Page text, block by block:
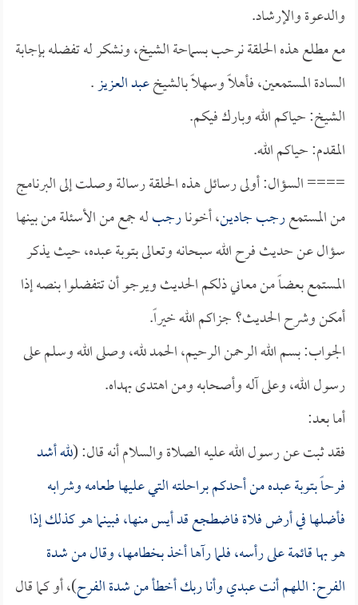
والدعوة والإرشاد.
مع مطلع هذه الحلقة نرحب بسماحة الشيخ، ونشكر له تفضله بإجابة
السادة المستمعين، فأهلاً وسهلاً بالشيخعبد العزيز.
الشيخ: حياكم الله وبارك فيكم.
المقدم: حياكم الله.
==== السؤال: أولى رسائل هذه الحلقة رسالة وصلت إلى البرنامج
من المستمعرجب جادين، أخونارجبله جمع من الأسئلة من بينها
سؤال عن حديث فرح الله سبحانه وتعالى بتوبة عبده، حيث يذكر
المستمع بعضاً من معاني ذلكم الحديث ويرجو أن تتفضلوا بنصه إذا
أمكن وشرح الحديث؟ جزاكم الله خيراً.
الجواب: بسم الله الرحمن الرحيم، الحمد لله، وصلى الله وسلم على
رسول الله، وعلى آله وأصحابه ومن اهتدى بهداه.
أما بعد:
فقد ثبت عن رسول الله عليه الصلاة والسلام أنه قال: (لله أشد
فرحاً بتوبة عبده من أحدكم براحلته التي عليها طعامه وشرابه
فأضلها في أرض فلاة فاضطجع قد أيس منها، فبينما هو كذلك إذا
هو بها قائمة على رأسه، فلما رآها أخذ بخطامها، وقال من شدة
الفرح: اللهم أنت عبدي وأنا ربك أخطأ من شدة الفرح)، أو كما قال